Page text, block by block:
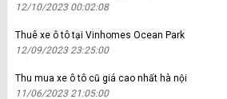
12/10/2023 00:02:08
Thuê xe ô tô tại Vinhomes Ocean Park
12/09/2023 23:25:00
Thu mua xe ô tô cũ giá cao nhất hà nội
11/06/2023 21:05:00